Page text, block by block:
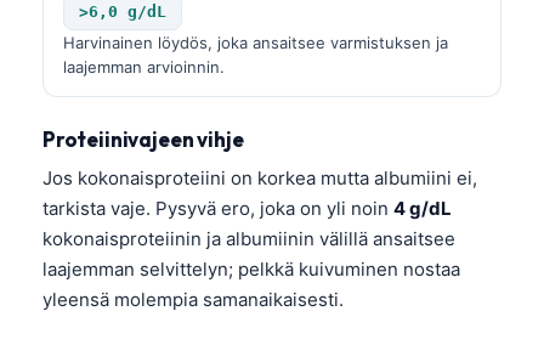
>6,0 g/dL
Harvinainen löydös, joka ansaitsee varmistuksen ja
laajemman arvioinnin.
Proteiinivajeen vihje
Jos kokonaisproteiini on korkea mutta albumiini ei,
tarkista vaje. Pysyvä ero, joka on yli noin 4 g/dL
kokonaisproteiinin ja albumiinin välillä ansaitsee
laajemman selvittelyn; pelkkä kuivuminen nostaa
yleensä molempia samanaikaisesti.
বাংলা
اردو
मराठी
తెలుగు
தமிழ்
ಕನ್ನಡ
മലയാളം